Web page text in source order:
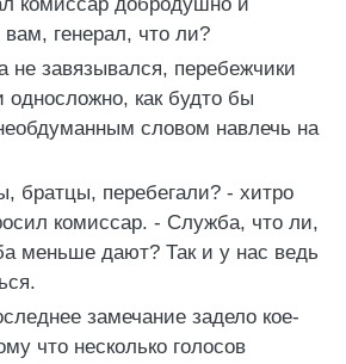
генерал, что ли?
не завязывался, перебежчики
односложно, как будто бы
словом навлечь на
братцы, перебегали? - хитро
комиссар. - Служба, что ли,
меньше дают? Так и у нас ведь
замечание задело кое-
что несколько голосов